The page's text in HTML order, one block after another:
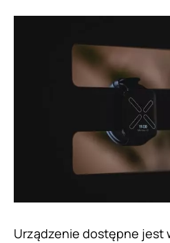
Urządzenie dostępne jest